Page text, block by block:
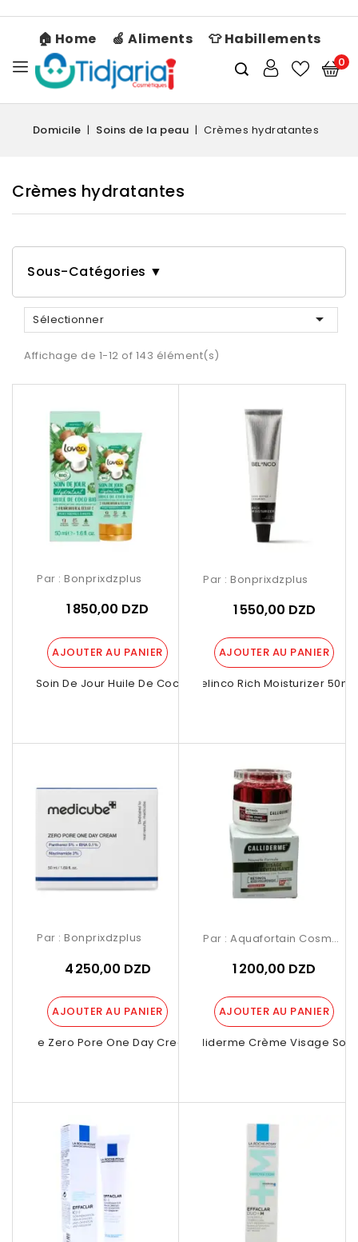
🏠 Home 🍏 Aliments 👕 Habillements
0
Domicile Soins de la peau Crèmes hydratantes
Crèmes hydratantes
Sous-Catégories ▼
Sélectionner 
Affichage de 1-12 of 143 élément(s)
Lovea Soin De Jour Huile De Coco Bio...
Par : Bonprixdzplus
1 850,00 DZD
AJOUTER AU PANIER
Belinco Rich Moisturizer 50ml
Par : Bonprixdzplus
1 550,00 DZD
AJOUTER AU PANIER
Zero Pore One Day Cream 50ml
Par : Bonprixdzplus
4 250,00 DZD
AJOUTER AU PANIER
Calliderme Crème Visage
Par : Aquafortain Cosmetics
1 200,00 DZD
AJOUTER AU PANIER